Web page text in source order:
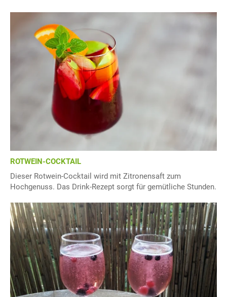
ROTWEIN-COCKTAIL
Dieser Rotwein-Cocktail wird mit Zitronensaft zum
Hochgenuss. Das Drink-Rezept sorgt für gemütliche Stunden.